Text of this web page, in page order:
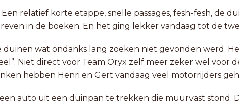
Een relatief korte etappe, snelle passages, fesh-fesh, de
in de boeken. En het ging lekker vandaag tot de
duinen wat ondanks lang zoeken niet gevonden werd.
Niet direct voor Team Oryx zelf meer zeker wel
hebben Henri en Gert vandaag veel motorrijders
auto uit een duinpan te trekken die muurvast stond.